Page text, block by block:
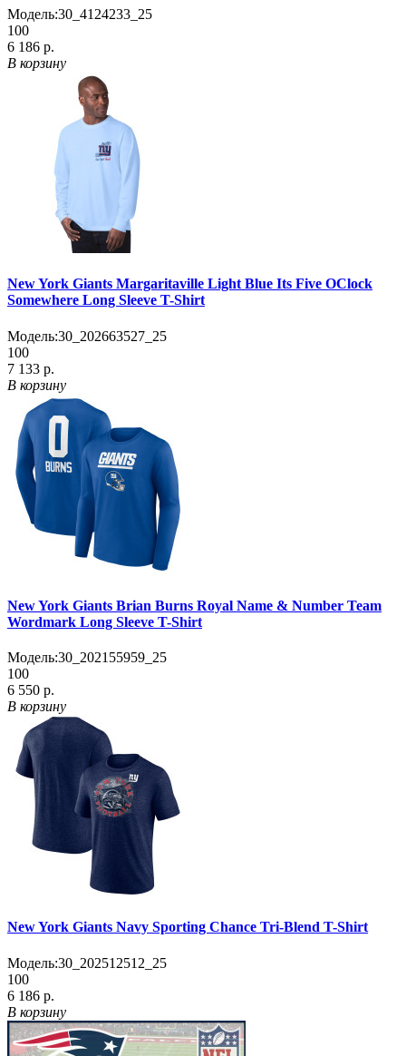
Модель:30_4124233_25
100
6 186 р.
В корзину
New York Giants Margaritaville Light Blue Its Five OClock
Somewhere Long Sleeve T-Shirt
Модель:30_202663527_25
100
7 133 р.
В корзину
New York Giants Brian Burns Royal Name & Number Team
Wordmark Long Sleeve T-Shirt
Модель:30_202155959_25
100
6 550 р.
В корзину
New York Giants Navy Sporting Chance Tri-Blend T-Shirt
Модель:30_202512512_25
100
6 186 р.
В корзину